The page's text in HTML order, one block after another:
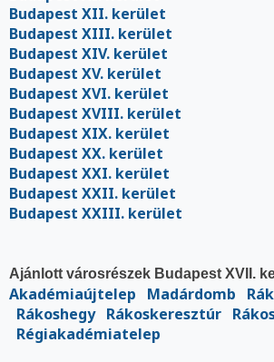
Budapest XII. kerület
Budapest XIII. kerület
Budapest XIV. kerület
Budapest XV. kerület
Budapest XVI. kerület
Budapest XVIII. kerület
Budapest XIX. kerület
Budapest XX. kerület
Budapest XXI. kerület
Budapest XXII. kerület
Budapest XXIII. kerület
Ajánlott városrészek Budapest XVII.
Akadémiaújtelep Madárdomb
Rákoshegy Rákoskeresztúr
Régiakadémiatelep